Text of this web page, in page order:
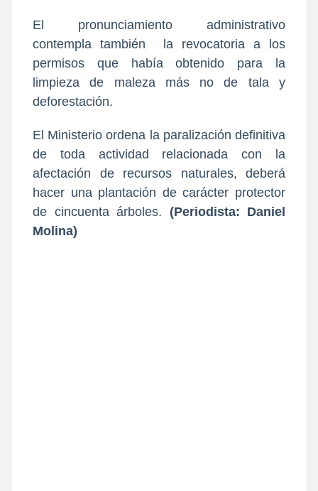
El pronunciamiento administrativo
contempla también la revocatoria a los
permisos que había obtenido para la
limpieza de maleza más no de tala y
deforestación.
El Ministerio ordena la paralización definitiva
de toda actividad relacionada con la
afectación de recursos naturales, deberá
hacer una plantación de carácter protector
de cincuenta árboles. (Periodista: Daniel
Molina)